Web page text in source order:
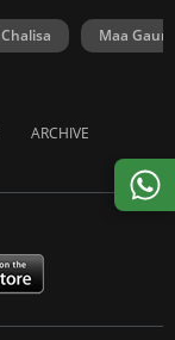
Maa Gauri
ARCHIVE